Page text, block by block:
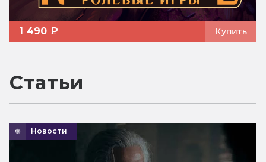
1 490 ₽ Купить
Статьи
Новости